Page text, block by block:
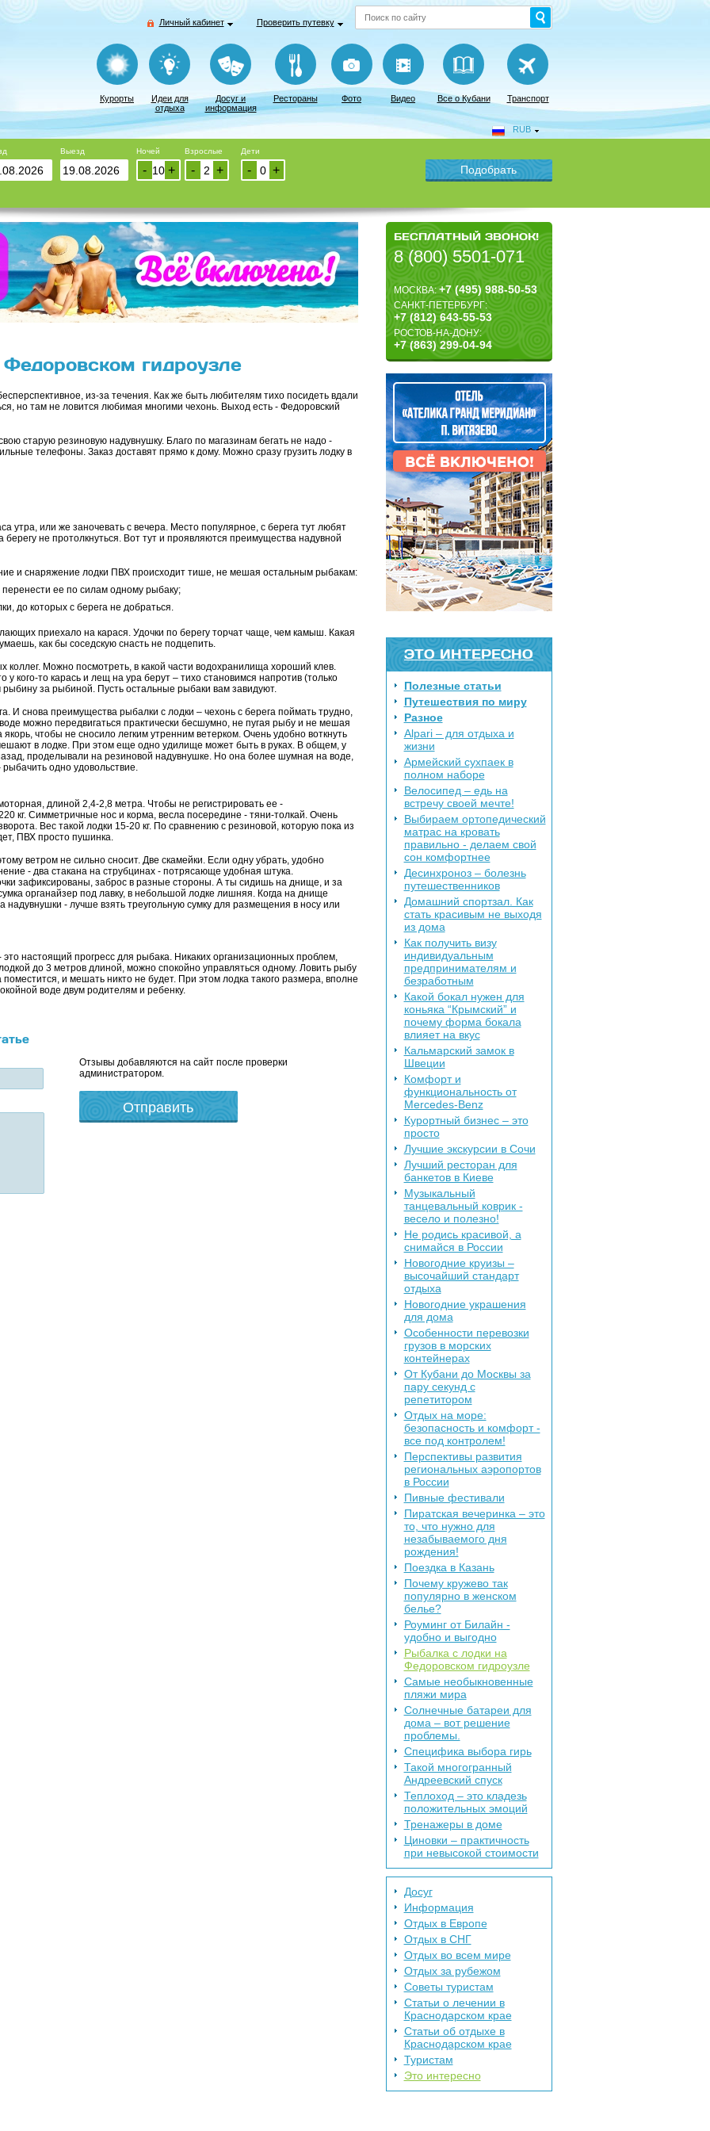
Личный кабинет Проверить путевку
Курорты
Идеи для
отдыха
Досуг и
информация
Рестораны Фото Видео Все о Кубани Транспорт
RUB
Выезд Ночей
+
-
Взрослые
+
-
Дети
+
-
БЕСПЛАТНЫЙ ЗВОНОК!
8 (800) 5501-071
МОСКВА:+7 (495) 988-50-53
САНКТ-ПЕТЕРБУРГ:
+7 (812) 643-55-53
РОСТОВ-НА-ДОНУ:
+7 (863) 299-04-94
ЭТО ИНТЕРЕСНО
Полезные статьи
Путешествия по миру
Разное
Alpari – для отдыха и
жизни
Армейский сухпаек в
полном наборе
Велосипед – едь на
встречу своей мечте!
Выбираем ортопедический
матрас на кровать
правильно - делаем свой
сон комфортнее
Десинхроноз – болезнь
путешественников
Домашний спортзал. Как
стать красивым не выходя
из дома
Как получить визу
индивидуальным
предпринимателям и
безработным
Какой бокал нужен для
коньяка “Крымский” и
почему форма бокала
влияет на вкус
Кальмарский замок в
Швеции
Комфорт и
функциональность от
Mercedes-Benz
Курортный бизнес – это
просто
Лучшие экскурсии в Сочи
Лучший ресторан для
банкетов в Киеве
Музыкальный
танцевальный коврик -
весело и полезно!
Не родись красивой, а
снимайся в России
Новогодние круизы –
высочайший стандарт
отдыха
Новогодние украшения
для дома
Особенности перевозки
грузов в морских
контейнерах
От Кубани до Москвы за
пару секунд с
репетитором
Отдых на море:
безопасность и комфорт -
все под контролем!
Перспективы развития
региональных аэропортов
в России
Пивные фестивали
Пиратская вечеринка – это
то, что нужно для
незабываемого дня
рождения!
Поездка в Казань
Почему кружево так
популярно в женском
белье?
Роуминг от Билайн -
удобно и выгодно
Рыбалка с лодки на
Федоровском гидроузле
Самые необыкновенные
пляжи мира
Солнечные батареи для
дома – вот решение
проблемы.
Специфика выбора гирь
Такой многогранный
Андреевский спуск
Теплоход – это кладезь
положительных эмоций
Тренажеры в доме
Циновки – практичность
при невысокой стоимости
Досуг
Информация
Отдых в Европе
Отдых в СНГ
Отдых во всем мире
Отдых за рубежом
Советы туристам
Статьи о лечении в
Краснодарском крае
Статьи об отдыхе в
Краснодарском крае
Туристам
Это интересно
гидроузле
из-за течения. Как же быть любителям тихо посидеть вдали
но там не ловится любимая многими чехонь. Выход есть - Федоровский
старую резиновую надувнушку. Благо по магазинам бегать не надо -
телефоны. Заказ доставят прямо к дому. Можно сразу грузить лодку в
утра, или же заночевать с вечера. Место популярное, с берега тут любят
не протолкнуться. Вот тут и проявляются преимущества надувной
и снаряжение лодки ПВХ происходит тише, не мешая остальным рыбакам:
ее по силам одному рыбаку;
до которых с берега не добраться.
приехало на карася. Удочки по берегу торчат чаще, чем камыш. Какая
как бы соседскую снасть не подцепить.
Можно посмотреть, в какой части водохранилища хороший клев.
у кого-то карась и лещ на ура берут – тихо становимся напротив (только
за рыбиной. Пусть остальные рыбаки вам завидуют.
И снова преимущества рыбалки с лодки – чехонь с берега поймать трудно,
можно передвигаться практически бесшумно, не пугая рыбу и не мешая
чтобы не сносило легким утренним ветерком. Очень удобно воткнуть
в лодке. При этом еще одно удилище может быть в руках. В общем, у
проделывали на резиновой надувнушке. Но она более шумная на воде,
одно удовольствие.
длиной 2,4-2,8 метра. Чтобы не регистрировать ее -
кг. Симметричные нос и корма, весла посередине - тяни-толкай. Очень
Вес такой лодки 15-20 кг. По сравнению с резиновой, которую пока из
ПВХ просто пушинка.
ветром не сильно сносит. Две скамейки. Если одну убрать, удобно
- два стакана на струбцинах - потрясающе удобная штука.
зафиксированы, заброс в разные стороны. А ты сидишь на днище, и за
органайзер под лавку, в небольшой лодке лишняя. Когда на днище
- лучше взять треугольную сумку для размещения в носу или
настоящий прогресс для рыбака. Никаких организационных проблем,
до 3 метров длиной, можно спокойно управляться одному. Ловить рыбу
поместится, и мешать никто не будет. При этом лодка такого размера, вполне
воде двум родителям и ребенку.
Отзывы добавляются на сайт после проверки
администратором.